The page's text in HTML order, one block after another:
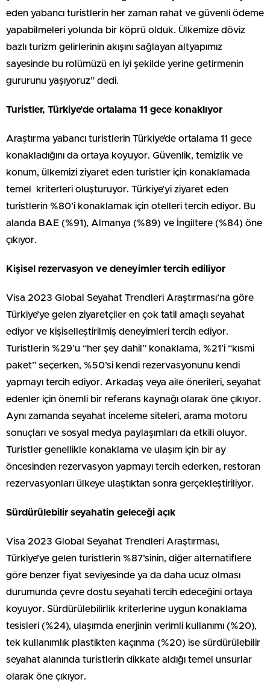
eden yabancı turistlerin her zaman rahat ve güvenli ödeme
yapabilmeleri yolunda bir köprü olduk. Ülkemize döviz
bazlı turizm gelirlerinin akışını sağlayan altyapımız
sayesinde bu rolümüzü en iyi şekilde yerine getirmenin
gururunu yaşıyoruz” dedi.
Turistler, Türkiye’de ortalama 11 gece konaklıyor
Araştırma yabancı turistlerin Türkiye’de ortalama 11 gece
konakladığını da ortaya koyuyor. Güvenlik, temizlik ve
konum, ülkemizi ziyaret eden turistler için konaklamada
temel kriterleri oluşturuyor. Türkiye’yi ziyaret eden
turistlerin %80’i konaklamak için otelleri tercih ediyor. Bu
alanda BAE (%91), Almanya (%89) ve İngiltere (%84) öne
çıkıyor.
Kişisel rezervasyon ve deneyimler tercih ediliyor
Visa 2023 Global Seyahat Trendleri Araştırması’na göre
Türkiye’ye gelen ziyaretçiler en çok tatil amaçlı seyahat
ediyor ve kişiselleştirilmiş deneyimleri tercih ediyor.
Turistlerin %29’u “her şey dahil” konaklama, %21’i “kısmi
paket” seçerken, %50’si kendi rezervasyonunu kendi
yapmayı tercih ediyor. Arkadaş veya aile önerileri, seyahat
edenler için önemli bir referans kaynağı olarak öne çıkıyor.
Aynı zamanda seyahat inceleme siteleri, arama motoru
sonuçları ve sosyal medya paylaşımları da etkili oluyor.
Turistler genellikle konaklama ve ulaşım için bir ay
öncesinden rezervasyon yapmayı tercih ederken, restoran
rezervasyonları ülkeye ulaştıktan sonra gerçekleştiriliyor.
Sürdürülebilir seyahatin geleceği açık
Visa 2023 Global Seyahat Trendleri Araştırması,
Türkiye’ye gelen turistlerin %87’sinin, diğer alternatiflere
göre benzer fiyat seviyesinde ya da daha ucuz olması
durumunda çevre dostu seyahati tercih edeceğini ortaya
koyuyor. Sürdürülebilirlik kriterlerine uygun konaklama
tesisleri (%24), ulaşımda enerjinin verimli kullanımı (%20),
tek kullanımlık plastikten kaçınma (%20) ise sürdürülebilir
seyahat alanında turistlerin dikkate aldığı temel unsurlar
olarak öne çıkıyor.